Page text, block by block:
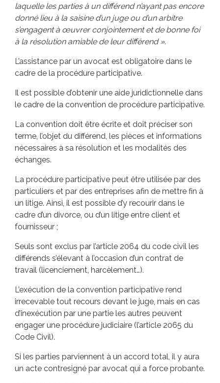
laquelle les parties à un différend n’ayant pas encore
donné lieu à la saisine d’un juge ou d’un arbitre
s’engagent à œuvrer conjointement et de bonne foi
à la résolution amiable de leur différend ».
L’assistance par un avocat est obligatoire dans le
cadre de la procédure participative.
Il est possible d’obtenir une aide juridictionnelle dans
le cadre de la convention de procédure participative.
La convention doit être écrite et doit préciser son
terme, l’objet du différend, les pièces et informations
nécessaires à sa résolution et les modalités des
échanges.
La procédure participative peut être utilisée par des
particuliers et par des entreprises afin de mettre fin à
un litige. Ainsi, il est possible d’y recourir dans le
cadre d’un divorce, ou d’un litige entre client et
fournisseur ;
Seuls sont exclus par l’article 2064 du code civil les
différends s’élevant à l’occasion d’un contrat de
travail (licenciement, harcèlement…).
L’exécution de la convention participative rend
irrecevable tout recours devant le juge, mais en cas
d’inexécution par une partie les autres peuvent
engager une procédure judiciaire (l’article 2065 du
Code Civil).
Si les parties parviennent à un accord total, il y aura
un acte contresigné par avocat qui a force probante.